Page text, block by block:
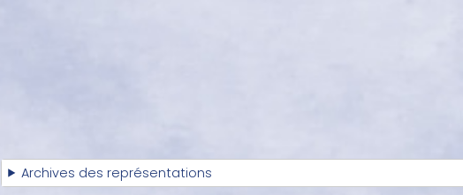
Archives des représentations